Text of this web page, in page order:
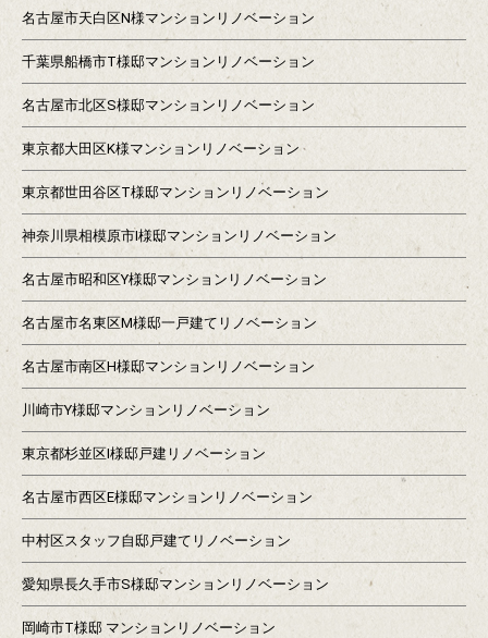
名古屋市天白区N様マンションリノベーション
千葉県船橋市T様邸マンションリノベーション
名古屋市北区S様邸マンションリノベーション
東京都大田区K様マンションリノベーション
東京都世田谷区T様邸マンションリノベーション
神奈川県相模原市I様邸マンションリノベーション
名古屋市昭和区Y様邸マンションリノベーション
名古屋市名東区M様邸一戸建てリノベーション
名古屋市南区H様邸マンションリノベーション
川崎市Y様邸マンションリノベーション
東京都杉並区I様邸戸建リノベーション
名古屋市西区E様邸マンションリノベーション
中村区スタッフ自邸戸建てリノベーション
愛知県長久手市S様邸マンションリノベーション
岡崎市T様邸 マンションリノベーション